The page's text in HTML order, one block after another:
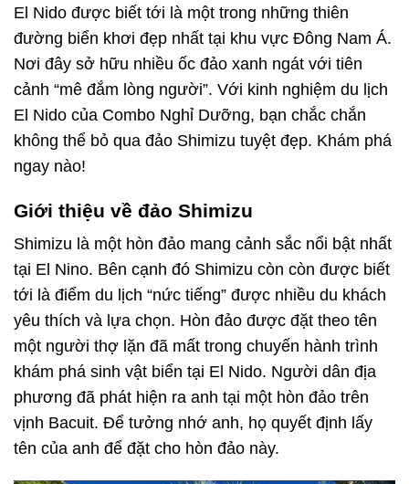
El Nido được biết tới là một trong những thiên
đường biển khơi đẹp nhất tại khu vực Đông Nam Á.
Nơi đây sở hữu nhiều ốc đảo xanh ngát với tiên
cảnh “mê đắm lòng người”. Với kinh nghiệm du lịch
El Nido của Combo Nghỉ Dưỡng, bạn chắc chắn
không thể bỏ qua đảo Shimizu tuyệt đẹp. Khám phá
ngay nào!
Giới thiệu về đảo Shimizu
Shimizu là một hòn đảo mang cảnh sắc nổi bật nhất
tại El Nino. Bên cạnh đó Shimizu còn còn được biết
tới là điểm du lịch “nức tiếng” được nhiều du khách
yêu thích và lựa chọn. Hòn đảo được đặt theo tên
một người thợ lặn đã mất trong chuyến hành trình
khám phá sinh vật biển tại El Nido. Người dân địa
phương đã phát hiện ra anh tại một hòn đảo trên
vịnh Bacuit. Để tưởng nhớ anh, họ quyết định lấy
tên của anh để đặt cho hòn đảo này.